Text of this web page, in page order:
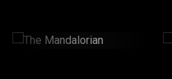
The Mandalorian